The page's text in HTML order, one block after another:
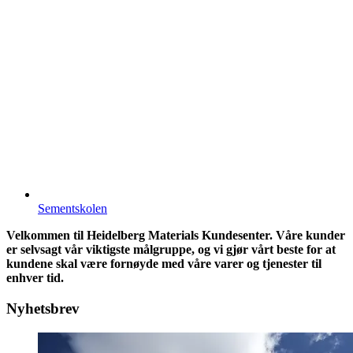
Sementskolen
Velkommen til Heidelberg Materials Kundesenter. Våre kunder
er selvsagt vår viktigste målgruppe, og vi gjør vårt beste for at
kundene skal være fornøyde med våre varer og tjenester til
enhver tid.
Nyhetsbrev